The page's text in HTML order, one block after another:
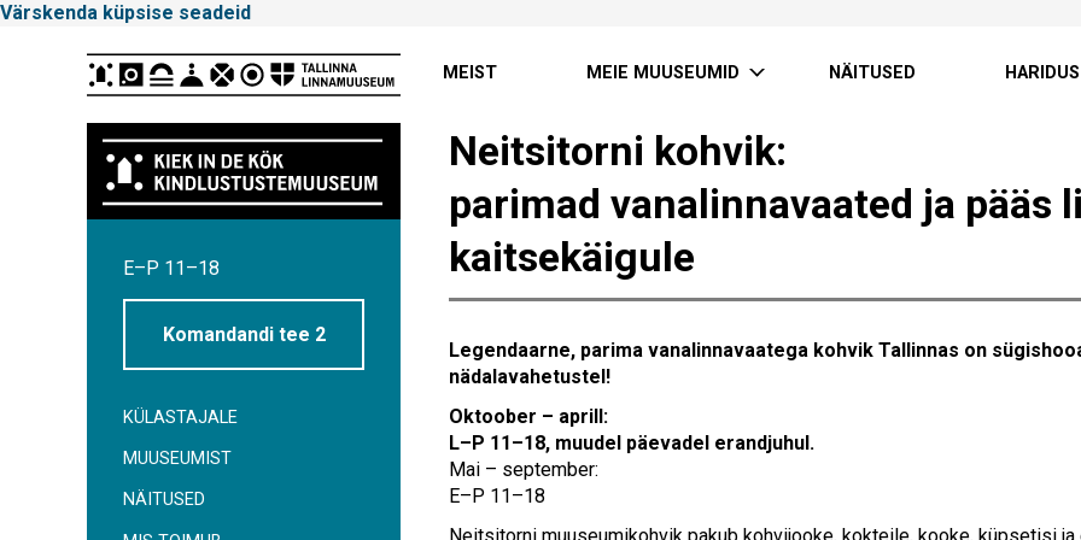
Värskenda küpsise seadeid
Linnamuuseum
MEIST MEIE MUUSEUMID NÄITUSED HARIDUS
E–P 11–18
Komandandi tee 2
KÜLASTAJALE
MUUSEUMIST
NÄITUSED
Neitsitorni kohvik:
parimad vanalinnavaated ja pääs
kaitsekäigule
Legendaarne, parima vanalinnavaatega kohvik Tallinnas on
nädalavahetustel!
Oktoober – aprill:
L–P 11–18, muudel päevadel erandjuhul.
Mai – september:
E–P 11–18